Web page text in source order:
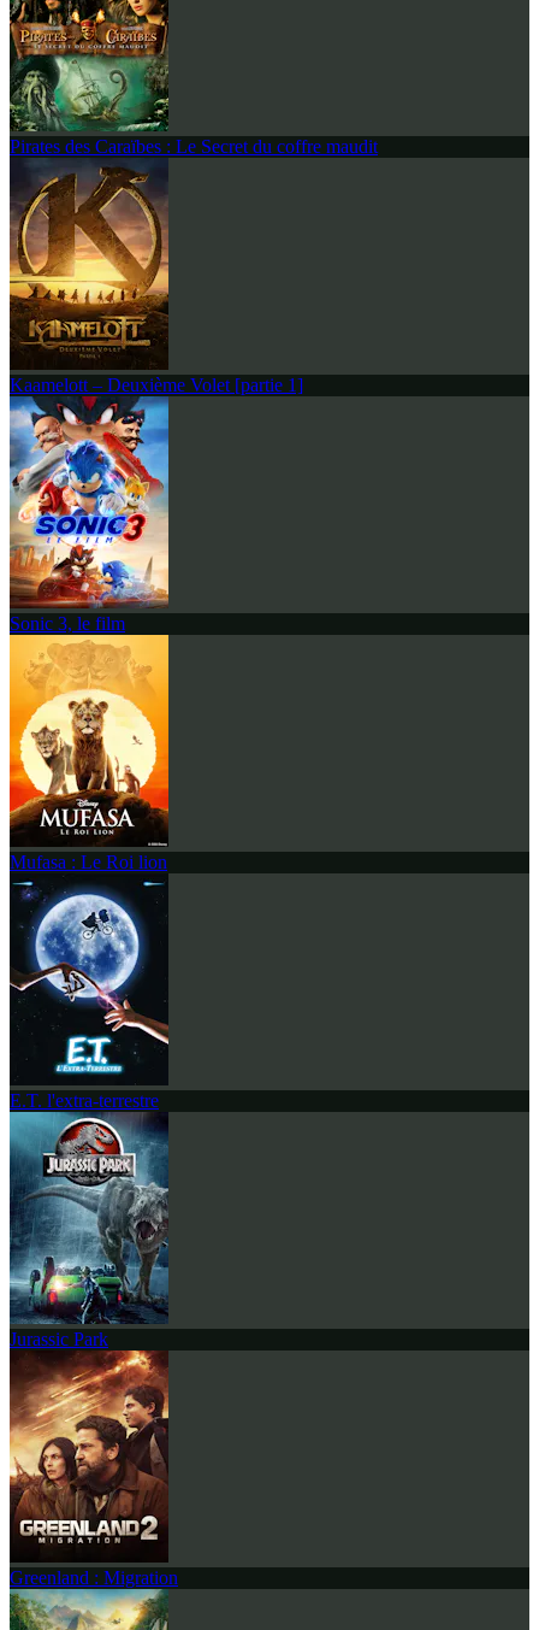
Pirates des Caraïbes : Le Secret du coffre maudit
Kaamelott – Deuxième Volet [partie 1]
Sonic 3, le film
Mufasa : Le Roi lion
E.T. l'extra-terrestre
Jurassic Park
Greenland : Migration